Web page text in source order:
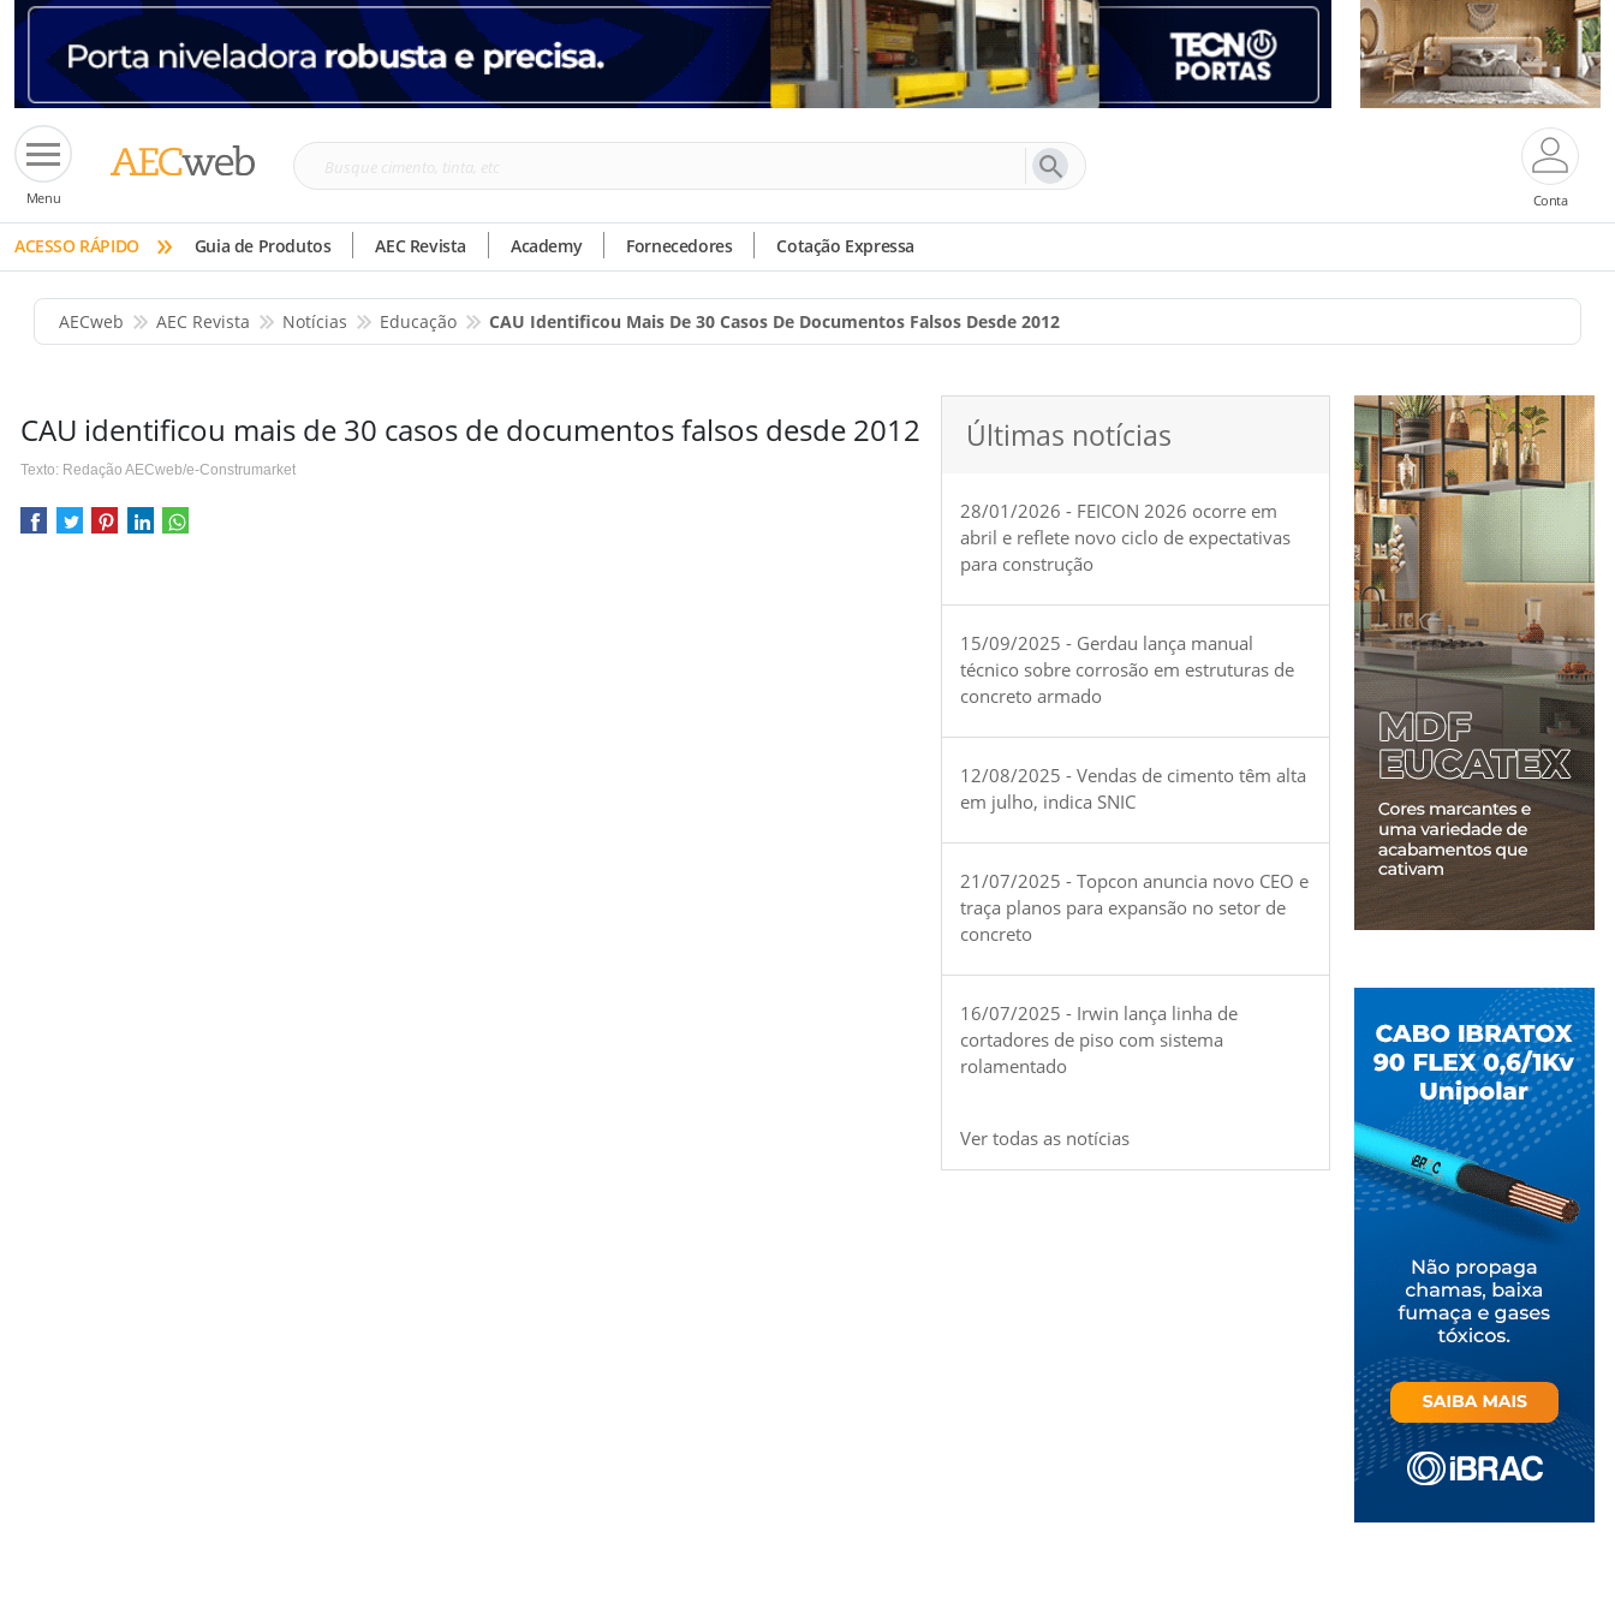
Menu
Busque
tinta,
etc
Conta
ACESSO RÁPIDO » Guia de Produtos AEC Revista Academy Fornecedores Cotação Expressa
AECweb AEC Revista Notícias Educação CAU Identificou Mais De 30 Casos De Documentos Falsos Desde 2012
CAU identificou mais de 30 casos de documentos falsos desde 2012
Texto: Redação AECweb/e-Construmarket
Últimas notícias
28/01/2026 - FEICON 2026 ocorre em
abril e reflete novo ciclo de expectativas
para construção
15/09/2025 - Gerdau lança manual
técnico sobre corrosão em estruturas de
concreto armado
12/08/2025 - Vendas de cimento têm alta
em julho, indica SNIC
21/07/2025 - Topcon anuncia novo CEO e
traça planos para expansão no setor de
concreto
16/07/2025 - Irwin lança linha de
cortadores de piso com sistema
rolamentado
Ver todas as notícias